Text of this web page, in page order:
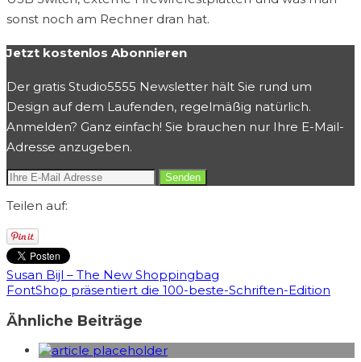
sonst noch am Rechner dran hat.
Jetzt kostenlos Abonnieren
Der gratis Studio5555 Newsletter hält Sie rund um
Design auf dem Laufenden, regelmäßig natürlich.
Anmelden? Ganz einfach! Sie brauchen nur Ihre E-Mail-
Adresse anzugeben.
Teilen auf:
Susan Bijl – The New Shoppingbag
FontShop präsentiert die 100-beste-Schriften-Edition
Ähnliche Beiträge